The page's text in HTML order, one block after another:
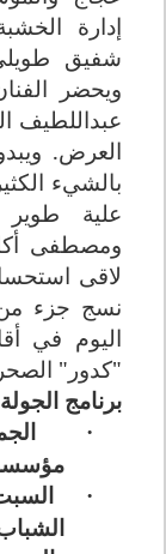
إدارة
شفيق
ويحضر
عبداللطيف
العرض.
بالشيء
علية طوير
ومصطفى
لاقى
نسج جزء
اليوم في
"كدور"
برنامج
·
مؤسسة
·